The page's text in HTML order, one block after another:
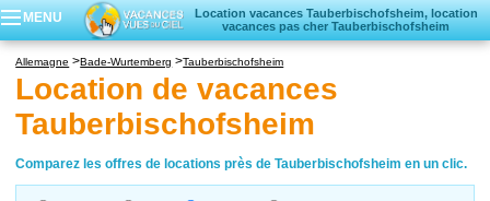
MENU
Location vacances Tauberbischofsheim, location
vacances pas cher Tauberbischofsheim
Locations vacances
Villages vacances
Allemagne Bade-Wurtemberg Tauberbischofsheim
Location de vacances
Tauberbischofsheim
Comparez les offres de locations près de Tauberbischofsheim en un clic.